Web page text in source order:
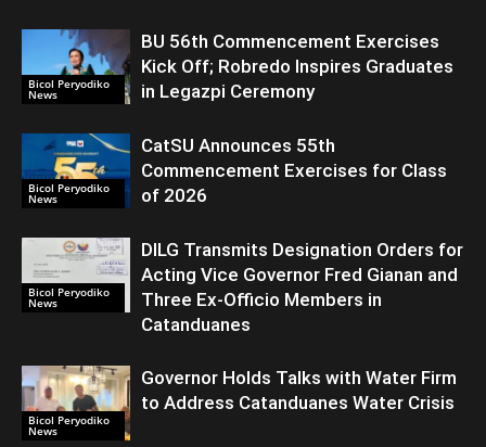
Bicol Peryodiko
News
BU 56th Commencement Exercises
Kick Off; Robredo Inspires Graduates
in Legazpi Ceremony
Bicol Peryodiko
News
CatSU Announces 55th
Commencement Exercises for Class
of 2026
Bicol Peryodiko
News
DILG Transmits Designation Orders for
Acting Vice Governor Fred Gianan and
Three Ex-Officio Members in
Catanduanes
Bicol Peryodiko
News
Governor Holds Talks with Water Firm
to Address Catanduanes Water Crisis